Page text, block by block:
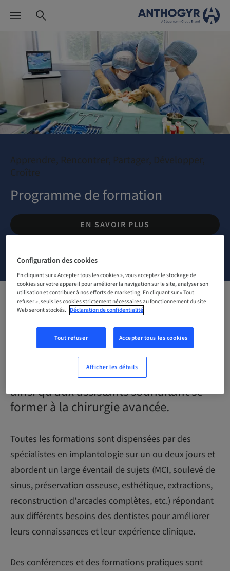
Apprendre, Rencontrer, Partager, Développer,
Croître
Programme de formation
EN SAVOIR PLUS
Découvrez nos formations en
implantologie conçues pour tous les
chirurgiens dentistes,
souhaitant faire évoluer leur cabinet
vers une plus grande spécialisation,
ainsi qu’aux assistants souhaitant se
former à la chirurgie avancée.
Toutes les formations sont dispensées par des
spécialistes en implantologie sur un ou deux jours et
abordent un large éventail de sujets (MCI, soulevé de
sinus, préservation osseuse, esthétique, extractions,
reconstruction d'arcades complètes, etc.) répondant
aux différents besoins des dentistes pour améliorer
leurs connaissances et leur expérience clinique.
Des conférences et des formations pratiques sont
Configuration des cookies
En cliquant sur « Accepter tous les cookies », vous acceptez le stockage de
cookies sur votre appareil pour améliorer la navigation sur le site, analyser son
utilisation et contribuer à nos efforts de marketing. En cliquant sur « Tout
refuser », seuls les cookies strictement nécessaires au fonctionnement du site
Web seront stockés. Déclaration de confidentialité
Tout refuser Accepter tous les cookies
Afficher les détails